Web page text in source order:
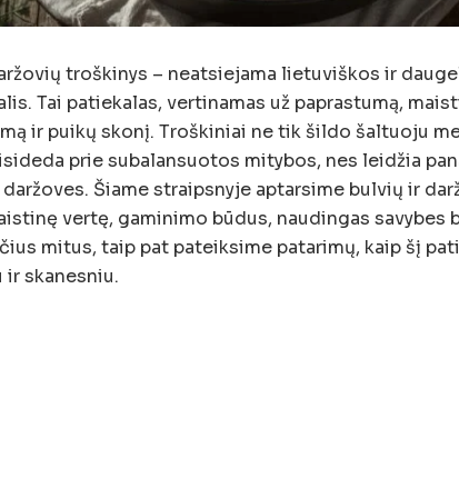
troškinys – neatsiejama lietuviškos ir
Tai patiekalas, vertinamas už paprastumą,
ir puikų skonį. Troškiniai ne tik šildo šaltuoju
prie subalansuotos mitybos, nes leidžia
Šiame straipsnyje aptarsime bulvių ir
vertę, gaminimo būdus, naudingas savybes
mitus, taip pat pateiksime patarimų, kaip šį
ir skanesniu.